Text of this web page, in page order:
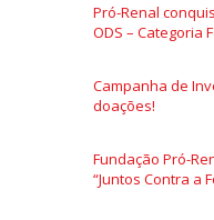
Pró-Renal
ODS – Categoria
Campanha de
doações!
Fundação Pró-
“Juntos Contra a